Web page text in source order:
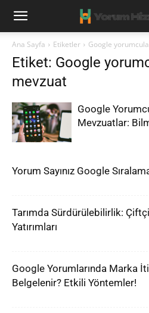
Ana Sayfa Etiketler Google
Etiket: Google
mevzuat
Google
Mevzuatlar:
Yorum Sayınız Google
Tarımda Sürdürülebilirlik:
Yatırımları
Google Yorumlarında Marka
Belgelenir? Etkili Yöntemler!